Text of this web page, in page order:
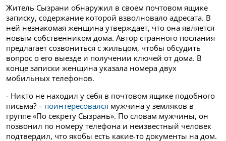
Житель Сызрани обнаружил в своем почтовом ящике
записку, содержание которой взволновало адресата. В
ней незнакомая женщина утверждает, что она является
новым собственником дома. Автор странного послания
предлагает созвониться с жильцом, чтобы обсудить
вопрос о его выезде и получении ключей от дома. В
конце записки женщина указала номера двух
мобильных телефонов.
- Никто не находил у себя в почтовом ящике подобного
письма? – поинтересовался мужчина у земляков в
группе «По секрету Сызрань». По словам мужчины, он
позвонил по номеру телефона и неизвестный человек
подтвердил, что якобы есть какие-то документы на дом.